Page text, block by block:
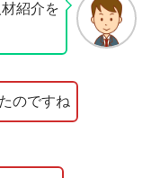
紹介を
のですね